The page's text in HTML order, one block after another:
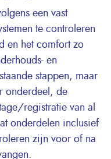
een vast
te controleren
en het comfort zo
en
stappen, maar
onderdeel, de
registratie van al
onderdelen inclusief
zijn voor of na